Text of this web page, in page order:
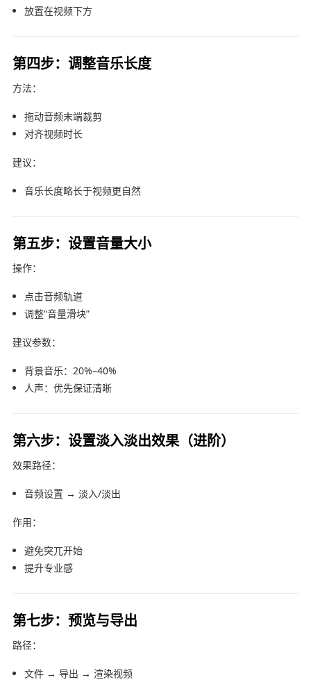
放置在视频下方
第四步：调整音乐长度
方法：
拖动音频末端裁剪
对齐视频时长
建议：
音乐长度略长于视频更自然
第五步：设置音量大小
操作：
点击音频轨道
调整“音量滑块”
建议参数：
背景音乐：20%–40%
人声：优先保证清晰
第六步：设置淡入淡出效果（进阶）
效果路径：
音频设置 → 淡入/淡出
作用：
避免突兀开始
提升专业感
第七步：预览与导出
路径：
文件 → 导出 → 渲染视频